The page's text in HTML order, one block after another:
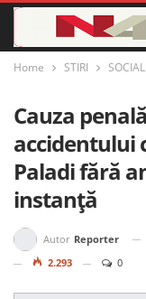
Home STIRI SOCIAL
Cauza
accidentului
Paladi fără
instanță
Autor Reporter
2.293
0